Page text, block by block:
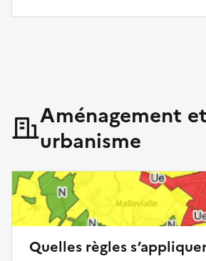
Aménagement et
urbanisme
Quelles règles